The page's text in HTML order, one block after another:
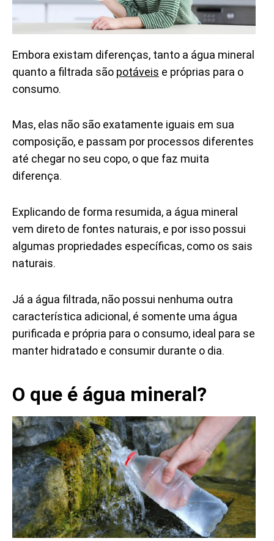
Embora existam diferenças, tanto a água mineral
quanto a filtrada são potáveis e próprias para o
consumo.
Mas, elas não são exatamente iguais em sua
composição, e passam por processos diferentes
até chegar no seu copo, o que faz muita
diferença.
Explicando de forma resumida, a água mineral
vem direto de fontes naturais, e por isso possui
algumas propriedades específicas, como os sais
naturais.
Já a água filtrada, não possui nenhuma outra
característica adicional, é somente uma água
purificada e própria para o consumo, ideal para se
manter hidratado e consumir durante o dia.
O que é água mineral?